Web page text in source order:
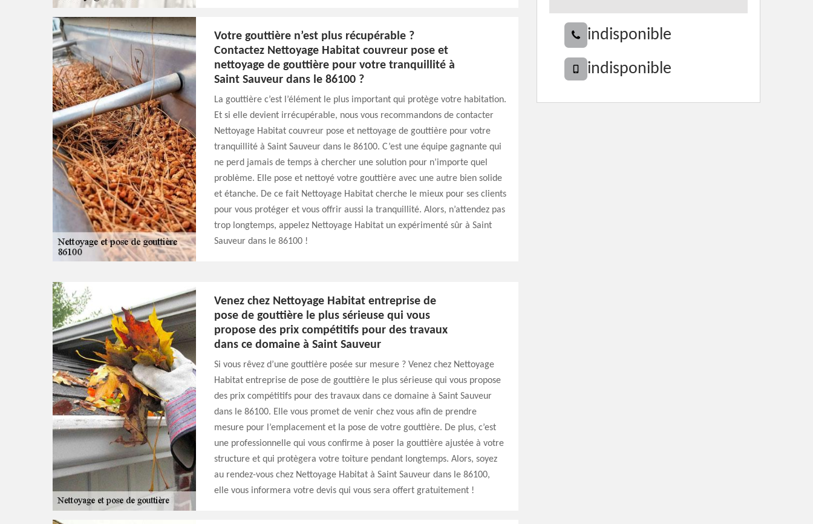
Votre gouttière n’est plus récupérable ?
Contactez Nettoyage Habitat couvreur pose et
nettoyage de gouttière pour votre tranquillité à
Saint Sauveur dans le 86100 ?
La gouttière c’est l’élément le plus important qui protège votre habitation.
Et si elle devient irrécupérable, nous vous recommandons de contacter
Nettoyage Habitat couvreur pose et nettoyage de gouttière pour votre
tranquillité à Saint Sauveur dans le 86100. C’est une équipe gagnante qui
ne perd jamais de temps à chercher une solution pour n’importe quel
problème. Elle pose et nettoyé votre gouttière avec une autre bien solide
et étanche. De ce fait Nettoyage Habitat cherche le mieux pour ses clients
pour vous protéger et vous offrir aussi la tranquillité. Alors, n’attendez pas
trop longtemps, appelez Nettoyage Habitat un expérimenté sûr à Saint
Sauveur dans le 86100 !
Venez chez Nettoyage Habitat entreprise de
pose de gouttière le plus sérieuse qui vous
propose des prix compétitifs pour des travaux
dans ce domaine à Saint Sauveur
Si vous rêvez d’une gouttière posée sur mesure ? Venez chez Nettoyage
Habitat entreprise de pose de gouttière le plus sérieuse qui vous propose
des prix compétitifs pour des travaux dans ce domaine à Saint Sauveur
dans le 86100. Elle vous promet de venir chez vous afin de prendre
mesure pour l’emplacement et la pose de votre gouttière. De plus, c’est
une professionnelle qui vous confirme à poser la gouttière ajustée à votre
structure et qui protègera votre toiture pendant longtemps. Alors, soyez
au rendez-vous chez Nettoyage Habitat à Saint Sauveur dans le 86100,
elle vous informera votre devis qui vous sera offert gratuitement !
indisponible
indisponible